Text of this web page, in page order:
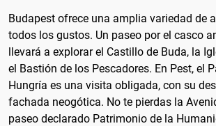
Budapest ofrece una amplia variedad de
todos los gustos. Un paseo por el casco
llevará a explorar el Castillo de Buda, la
el Bastión de los Pescadores. En Pest, el
Hungría es una visita obligada, con su
fachada neogótica. No te pierdas la
paseo declarado Patrimonio de la